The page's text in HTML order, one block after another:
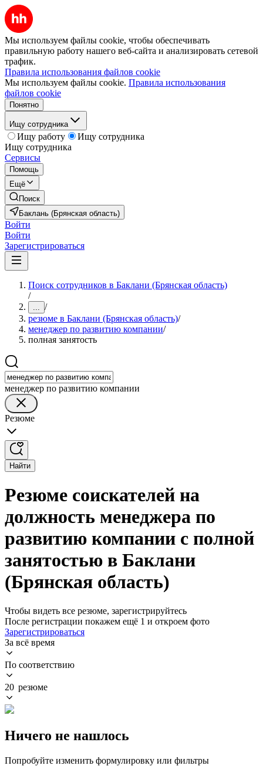
Мы используем файлы cookie, чтобы обеспечивать
правильную работу нашего веб-сайта и анализировать сетевой
трафик.
Правила использования файлов cookie
Мы используем файлы cookie. Правила использования
файлов cookie
Понятно
Ищу сотрудника
Ищу работу
Ищу сотрудника
Ищу сотрудника
Сервисы
Помощь
Ещё
Поиск
Баклань (Брянская область)
Войти
Войти
Зарегистрироваться
Поиск сотрудников в Баклани (Брянская область)
/
... /
резюме в Баклани (Брянская область)/
менеджер по развитию компании/
полная занятость
менеджер по развитию компании
Резюме
Найти
Резюме соискателей на
должность менеджера по
развитию компании с полной
занятостью в Баклани
(Брянская область)
Чтобы видеть все резюме, зарегистрируйтесь
После регистрации покажем ещё 1 и откроем фото
Зарегистрироваться
За всё время
По соответствию
20 резюме
Ничего не нашлось
Попробуйте изменить формулировку или фильтры